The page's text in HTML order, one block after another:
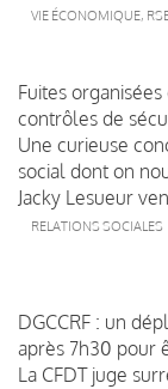
VIE ÉCONOMIQUE,
Fuites
contrôles de
Une curieuse
social dont on
Jacky Lesueur
RELATIONS SOCIALES
DGCCRF : un
après 7h30 pour
La CFDT juge